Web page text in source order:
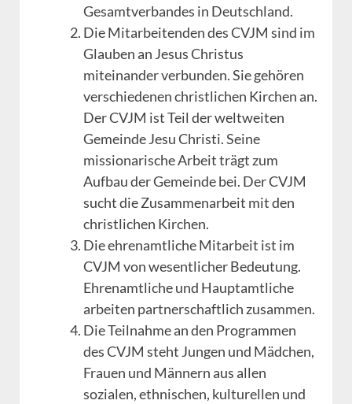
Gesamtverbandes in Deutschland.
Die Mitarbeitenden des CVJM sind im
Glauben an Jesus Christus
miteinander verbunden. Sie gehören
verschiedenen christlichen Kirchen an.
Der CVJM ist Teil der weltweiten
Gemeinde Jesu Christi. Seine
missionarische Arbeit trägt zum
Aufbau der Gemeinde bei. Der CVJM
sucht die Zusammenarbeit mit den
christlichen Kirchen.
Die ehrenamtliche Mitarbeit ist im
CVJM von wesentlicher Bedeutung.
Ehrenamtliche und Hauptamtliche
arbeiten partnerschaftlich zusammen.
Die Teilnahme an den Programmen
des CVJM steht Jungen und Mädchen,
Frauen und Männern aus allen
sozialen, ethnischen, kulturellen und